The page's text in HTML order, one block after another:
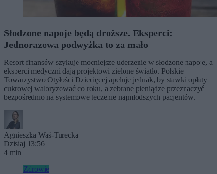
Słodzone napoje będą droższe. Eksperci:
Jednorazowa podwyżka to za mało
Resort finansów szykuje mocniejsze uderzenie w słodzone napoje, a
eksperci medyczni dają projektowi zielone światło. Polskie
Towarzystwo Otyłości Dziecięcej apeluje jednak, by stawki opłaty
cukrowej waloryzować co roku, a zebrane pieniądze przeznaczyć
bezpośrednio na systemowe leczenie najmłodszych pacjentów.
Agnieszka Waś-Turecka
Dzisiaj 13:56
4 min
Zdrowie